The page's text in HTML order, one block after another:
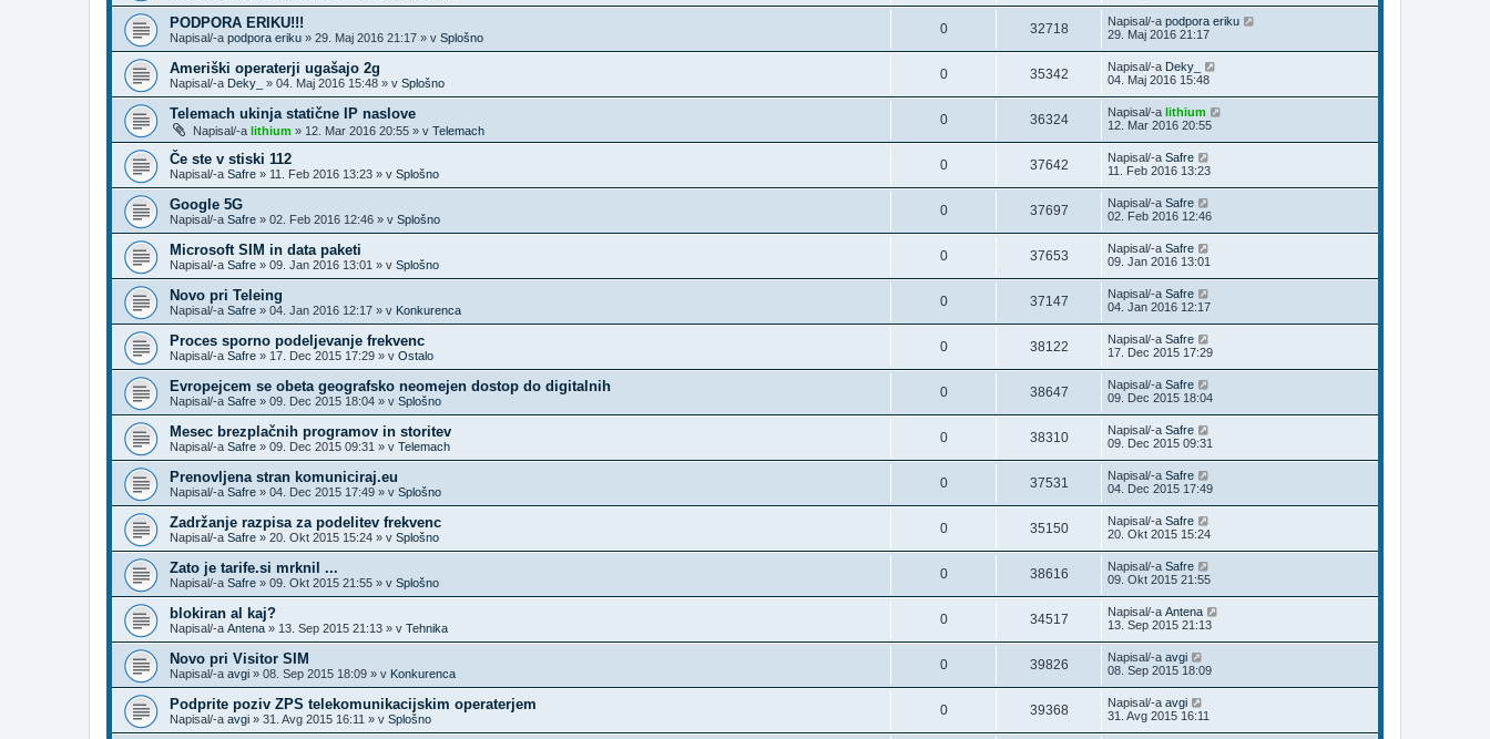
PODPORA ERIKU!!!
Napisal/-a podpora eriku » 29. Maj 2016 21:17 » v Splošno
0 32718 Napisal/-a podpora eriku
29. Maj 2016 21:17
Ameriški operaterji ugašajo 2g
Napisal/-a Deky_ » 04. Maj 2016 15:48 » v Splošno
0 35342 Napisal/-a Deky_
04. Maj 2016 15:48
Telemach ukinja statične IP naslove
Napisal/-a lithium » 12. Mar 2016 20:55 » v Telemach
0 36324 Napisal/-a lithium
12. Mar 2016 20:55
Če ste v stiski 112
Napisal/-a Safre » 11. Feb 2016 13:23 » v Splošno
0 37642 Napisal/-a Safre
11. Feb 2016 13:23
Google 5G
Napisal/-a Safre » 02. Feb 2016 12:46 » v Splošno
0 37697 Napisal/-a Safre
02. Feb 2016 12:46
Microsoft SIM in data paketi
Napisal/-a Safre » 09. Jan 2016 13:01 » v Splošno
0 37653 Napisal/-a Safre
09. Jan 2016 13:01
Novo pri Teleing
Napisal/-a Safre » 04. Jan 2016 12:17 » v Konkurenca
0 37147 Napisal/-a Safre
04. Jan 2016 12:17
Proces sporno podeljevanje frekvenc
Napisal/-a Safre » 17. Dec 2015 17:29 » v Ostalo
0 38122 Napisal/-a Safre
17. Dec 2015 17:29
Evropejcem se obeta geografsko neomejen dostop do digitalnih
Napisal/-a Safre » 09. Dec 2015 18:04 » v Splošno
0 38647 Napisal/-a Safre
09. Dec 2015 18:04
Mesec brezplačnih programov in storitev
Napisal/-a Safre » 09. Dec 2015 09:31 » v Telemach
0 38310 Napisal/-a Safre
09. Dec 2015 09:31
Prenovljena stran komuniciraj.eu
Napisal/-a Safre » 04. Dec 2015 17:49 » v Splošno
0 37531 Napisal/-a Safre
04. Dec 2015 17:49
Zadržanje razpisa za podelitev frekvenc
Napisal/-a Safre » 20. Okt 2015 15:24 » v Splošno
0 35150 Napisal/-a Safre
20. Okt 2015 15:24
Zato je tarife.si mrknil ...
Napisal/-a Safre » 09. Okt 2015 21:55 » v Splošno
0 38616 Napisal/-a Safre
09. Okt 2015 21:55
blokiran al kaj?
Napisal/-a Antena » 13. Sep 2015 21:13 » v Tehnika
0 34517 Napisal/-a Antena
13. Sep 2015 21:13
Novo pri Visitor SIM
Napisal/-a avgi » 08. Sep 2015 18:09 » v Konkurenca
0 39826 Napisal/-a avgi
08. Sep 2015 18:09
Podprite poziv ZPS telekomunikacijskim operaterjem
Napisal/-a avgi » 31. Avg 2015 16:11 » v Splošno
0 39368 Napisal/-a avgi
31. Avg 2015 16:11